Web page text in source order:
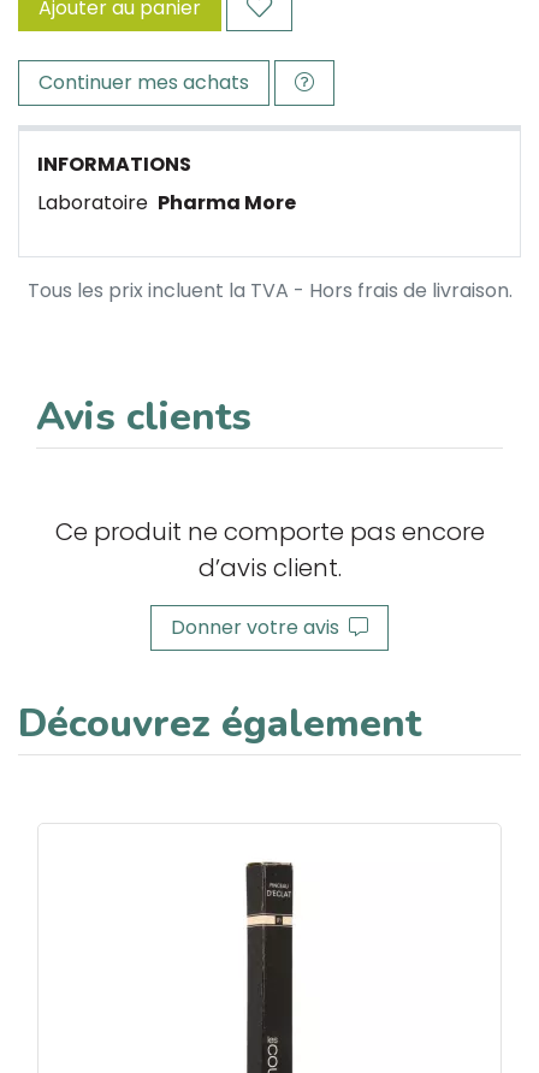
Ajouter au panier
Continuer mes achats
INFORMATIONS
Laboratoire Pharma More
Tous les prix incluent la TVA - Hors frais de livraison.
Avis clients
Ce produit ne comporte pas encore
d’avis client.
Donner votre avis
Découvrez également